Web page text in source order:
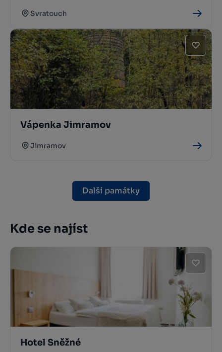
Svratouch
Vápenka Jimramov
Jimramov
Další památky
Kde se najíst
Hotel Sněžné